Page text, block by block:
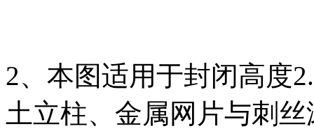
2、本图适用于封闭高度
土立柱、金属网片与刺